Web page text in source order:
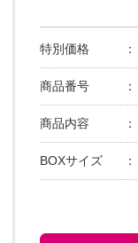
特別価格 ：
商品番号 ：
商品内容 ：
BOXサイズ ：